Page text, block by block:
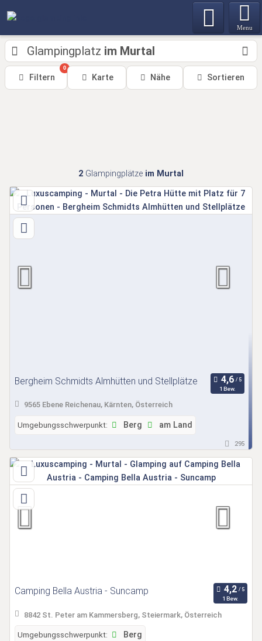
Menu
Glampingplatz im Murtal
Filtern
0
Karte Nähe Sortieren
2 Glampingplätze im Murtal
Bergheim Schmidts Almhütten und Stellplätze
1 Bew.
9565 Ebene Reichenau, Kärnten, Österreich
Umgebungsschwerpunkt: Berg am Land
295
Camping Bella Austria - Suncamp
1 Bew.
8842 St. Peter am Kammersberg, Steiermark, Österreich
Umgebungsschwerpunkt: Berg